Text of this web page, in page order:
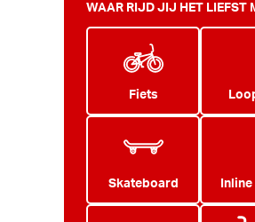
WAAR RIJD JIJ HET LIEFST
Fiets
Skateboard